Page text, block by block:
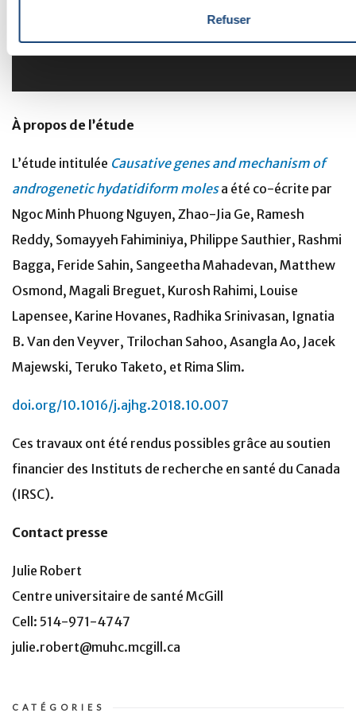
Refuser
À propos de l’étude
L’étude intitulée Causative genes and mechanism of
androgenetic hydatidiform molesa été co-écrite par
Ngoc Minh Phuong Nguyen, Zhao-Jia Ge, Ramesh
Reddy, Somayyeh Fahiminiya, Philippe Sauthier, Rashmi
Bagga, Feride Sahin, Sangeetha Mahadevan, Matthew
Osmond, Magali Breguet, Kurosh Rahimi, Louise
Lapensee, Karine Hovanes, Radhika Srinivasan, Ignatia
B. Van den Veyver, Trilochan Sahoo, Asangla Ao, Jacek
Majewski, Teruko Taketo, et Rima Slim.
doi.org/10.1016/j.ajhg.2018.10.007
Ces travaux ont été rendus possibles grâce au soutien
financier des Instituts de recherche en santé du Canada
(IRSC).
Contact presse
Julie Robert
Centre universitaire de santé McGill
Cell: 514-971-4747
julie.robert@muhc.mcgill.ca
CATÉGORIES